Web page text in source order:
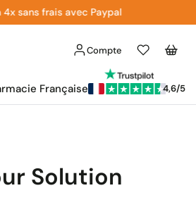
frais avec Paypal
Compte
Liste
d'envies
Panier
Française 4,6/5
Solution